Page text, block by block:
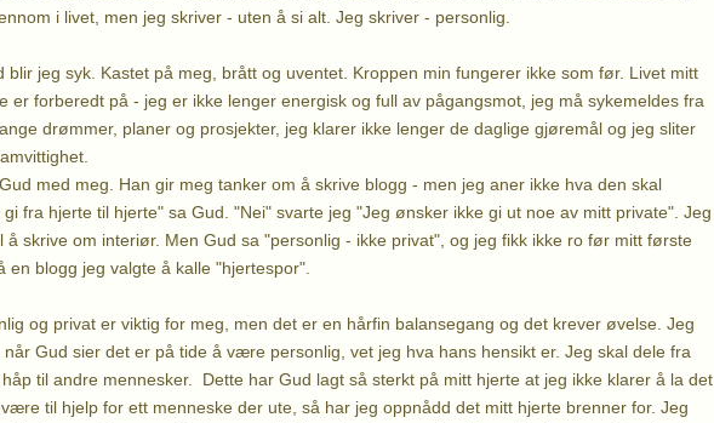
i livet, men jeg skriver - uten å si alt. Jeg skriver - personlig.
blir jeg syk. Kastet på meg, brått og uventet. Kroppen min fungerer ikke som før. Livet mitt
er forberedt på - jeg er ikke lenger energisk og full av pågangsmot, jeg må sykemeldes fra
drømmer, planer og prosjekter, jeg klarer ikke lenger de daglige gjøremål og jeg sliter
med meg. Han gir meg tanker om å skrive blogg - men jeg aner ikke hva den skal
fra hjerte til hjerte" sa Gud. "Nei" svarte jeg "Jeg ønsker ikke gi ut noe av mitt private". Jeg
å skrive om interiør. Men Gud sa "personlig - ikke privat", og jeg fikk ikke ro før mitt første
en blogg jeg valgte å kalle "hjertespor".
og privat er viktig for meg, men det er en hårfin balansegang og det krever øvelse. Jeg
Gud sier det er på tide å være personlig, vet jeg hva hans hensikt er. Jeg skal dele fra
til andre mennesker. Dette har Gud lagt så sterkt på mitt hjerte at jeg ikke klarer å la det
til hjelp for ett menneske der ute, så har jeg oppnådd det mitt hjerte brenner for. Jeg